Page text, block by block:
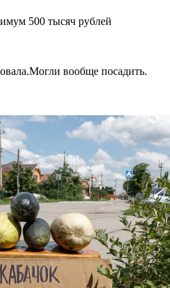
500 тысяч рублей
вообще посадить.